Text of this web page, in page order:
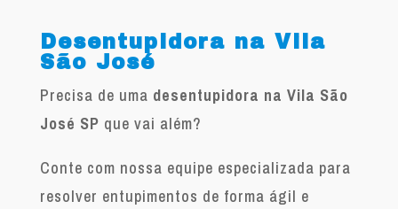
Desentupidora na Vila
São José
Precisa de uma desentupidora na Vila São
José SP que vai além?
Conte com nossa equipe especializada para
resolver entupimentos de forma ágil e